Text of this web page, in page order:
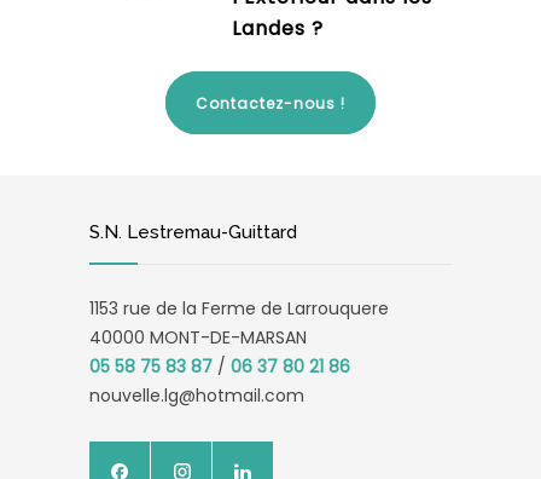
Landes ?
Contactez-nous !
S.N. Lestremau-Guittard
1153 rue de la Ferme de Larrouquere
40000 MONT-DE-MARSAN
05 58 75 83 87 / 06 37 80 21 86
nouvelle.lg@hotmail.com